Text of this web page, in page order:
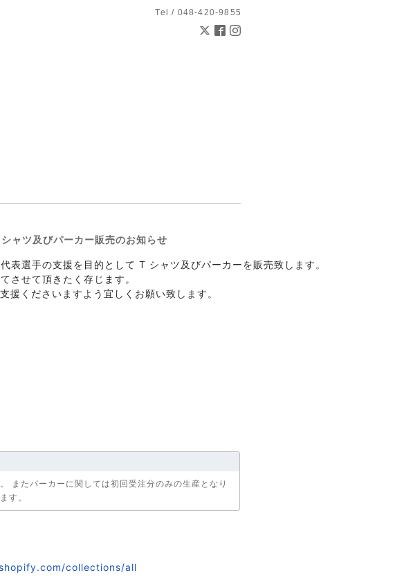
Tel / 048-420-9855
ャツ及びパーカー販売のお知らせ
表選手の支援を目的として T シャツ及びパーカーを販売致します。
させて頂きたく存じます。
くださいますよう宜しくお願い致します。
またパーカーに関しては初回受注分のみの生産となり
す。
collections/all